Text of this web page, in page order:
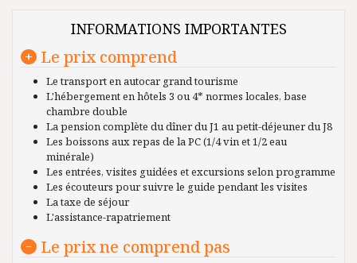
INFORMATIONS IMPORTANTES
Le prix comprend
Le transport en autocar grand tourisme
L'hébergement en hôtels 3 ou 4* normes locales, base
chambre double
La pension complète du dîner du J1 au petit-déjeuner du J8
Les boissons aux repas de la PC (1/4 vin et 1/2 eau
minérale)
Les entrées, visites guidées et excursions selon programme
Les écouteurs pour suivre le guide pendant les visites
La taxe de séjour
L'assistance-rapatriement
Le prix ne comprend pas